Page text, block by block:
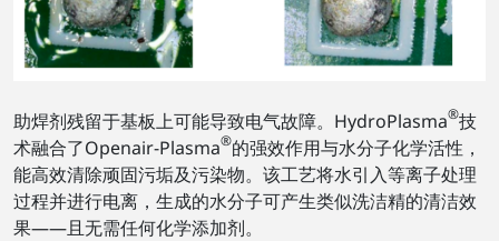
助焊剂残留于基板上可能导致电气故障。HydroPlasma®技
术融合了Openair-Plasma®的强效作用与水分子化学活性，
能高效清除顽固污垢及污染物。该工艺将水引入等离子处理
过程并进行电离，生成的水分子可产生类似洗洁精的清洁效
果——且无需任何化学添加剂。